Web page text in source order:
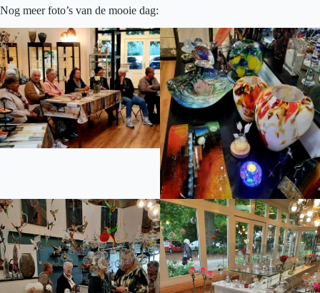
Nog meer foto’s van de mooie dag: